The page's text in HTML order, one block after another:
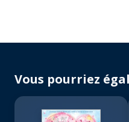
Vous pourriez